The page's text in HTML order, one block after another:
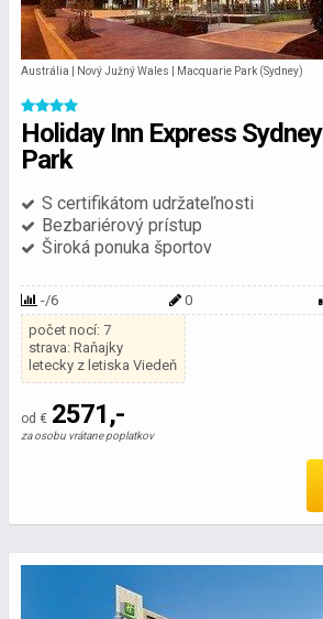
Austrália | Nový Južný Wales | Macquarie Park (Sydney)
Holiday Inn Express
Park
S certifikátom udržateľnosti
Bezbariérový prístup
Široká ponuka športov
-/6 0
počet nocí: 7
strava: Raňajky
letecky z letiska Viedeň
od € 2571,-
za osobu vrátane poplatkov